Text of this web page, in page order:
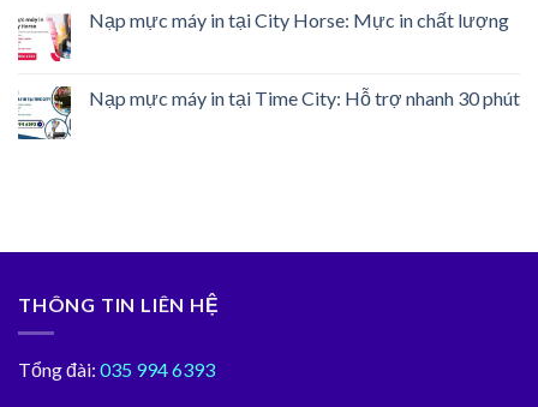
Nạp mực máy in tại City Horse: Mực in chất lượng
Nạp mực máy in tại Time City: Hỗ trợ nhanh 30 phút
THÔNG TIN LIÊN HỆ
Tổng đài: 035 994 6393